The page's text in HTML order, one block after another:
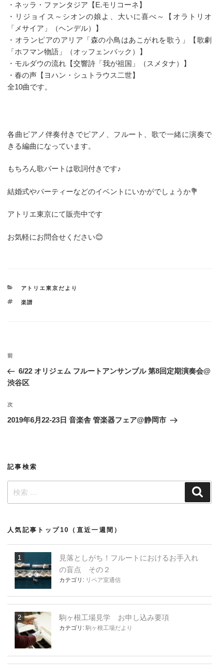
・ネッラ・ファンタジア【E.モリコーネ】
・リジョイス～シオンの娘よ、大いに喜べ～【オラトリオ
「メサイア」（ヘンデル）】
・オランピアのアリア「森の小鳥はあこがれを歌う」【歌劇
「ホフマン物語」（オッフェンバック）】
・モルダウの流れ【交響詩「我が祖国」（スメタナ）】
・春の声【ヨハン・シュトラウス二世】
全10曲です。
各曲ピアノ伴奏付きでピアノ、フルート、歌で一緒に演奏で
きる編曲になっています。
もちろん歌パートは歌詞付きです♪
結婚式やパーティーなどのイベントにいかがでしょうか💐
アトリエ東京にて販売中です
お気軽にお問合せください😊
カ
ゴ
アトリエ東京だより
タ
楽譜
投
ナ
ゲ
ー
ン
過
去
の
稿
前
6/22 オリジェム フルートアンサンブル 第8回定期演奏会@
渋谷区
次
の
次
2019年6月22-23日 音楽舎 管楽器フェア@静岡市
記事検索
索:
人気記事トップ10（直近一週間）
見落としがち！フルートにおけるお手入れ
の盲点 その２
カテゴリ: リペア室通信
駒ヶ根工場見学 お申し込み要項
カテゴリ: 駒ヶ根工場だより